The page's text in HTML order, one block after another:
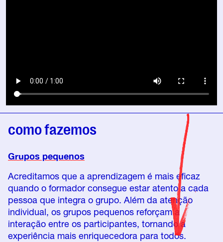
como fazemos
Grupos pequenos
Acreditamos que a aprendizagem é mais eficaz
quando o formador consegue estar atento a cada
pessoa que integra o grupo. Além da atenção
individual, os grupos pequenos reforçam a
interação entre os participantes, tornando a
experiência mais enriquecedora para todos.